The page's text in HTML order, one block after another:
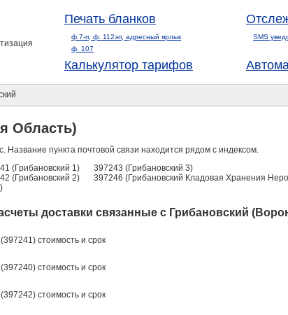
Печать бланков
ф.7-п, ф. 112эп, адресный ярлык
ф. 107
SMS
Калькулятор тарифов
Область)
Название пункта почтовой связи находится рядом с индексом.
(Грибановский 1)
(Грибановский 2)
397243 (Грибановский 3)
397246 (Грибановский Кладовая Хранения
доставки связанные с Грибановский
(397241) стоимость и срок
(397240) стоимость и срок
(397242) стоимость и срок